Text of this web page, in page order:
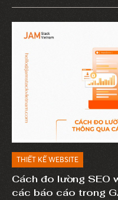
đồng thời đảm bảo
Đặc biệt, trong năm
hình ảnh liên tục đổi
càng cao của doanh
JAMstack Vietnam
ưu hình ảnh mới nhất
THIẾT KẾ WEBSITE
Cách đo lường SEO
các báo cáo trong